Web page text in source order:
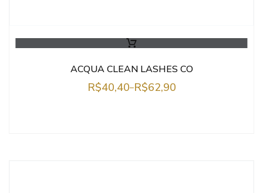
ACQUA CLEAN LASHES CO
R$40,40–R$62,90